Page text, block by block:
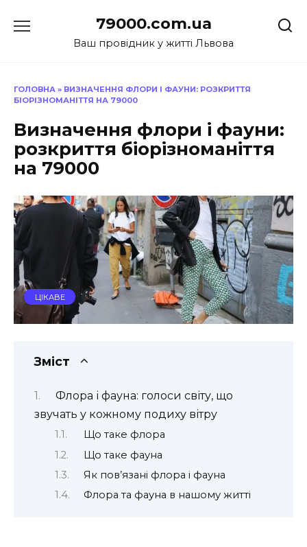
до
79000.com.ua
Ваш провідник у житті Львова
ГОЛОВНА » ВИЗНАЧЕННЯ ФЛОРИ І ФАУНИ: РОЗКРИТТЯ
БІОРІЗНОМАНІТТЯ НА 79000
Визначення флори і фауни:
розкриття біорізноманіття
на 79000
ЦІКАВЕ
Зміст
Флора і фауна: голоси світу, що
звучать у кожному подиху вітру
Що таке флора
Що таке фауна
Як пов’язані флора і фауна
Флора та фауна в нашому житті